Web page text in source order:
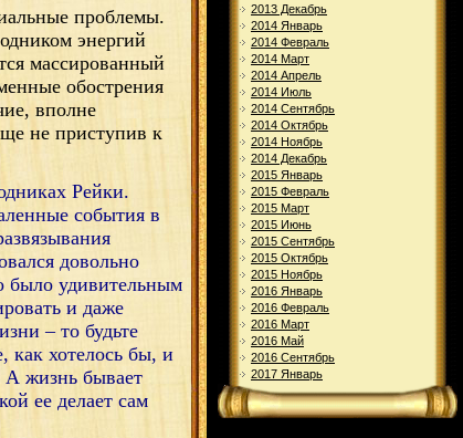
проблемы.
энергий
массированный
обострения
вполне
не приступив к
Рейки.
события в
довольно
было удивительным
и даже
– то будьте
как хотелось бы, и
А жизнь бывает
ее делает сам
2013 Декабрь
2014 Январь
2014 Февраль
2014 Март
2014 Апрель
2014 Июль
2014 Сентябрь
2014 Октябрь
2014 Ноябрь
2014 Декабрь
2015 Январь
2015 Февраль
2015 Март
2015 Июнь
2015 Сентябрь
2015 Октябрь
2015 Ноябрь
2016 Январь
2016 Февраль
2016 Март
2016 Май
2016 Сентябрь
2017 Январь